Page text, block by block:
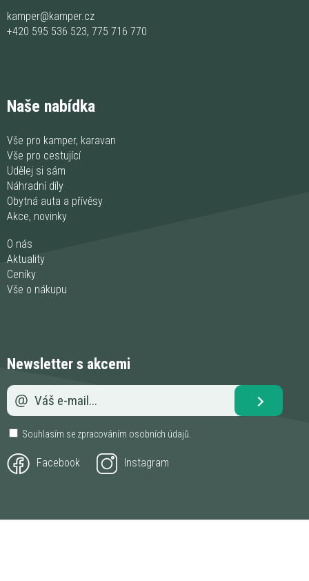
kamper@kamper.cz
+420 595 536 523, 775 716 770
Naše nabídka
Vše pro kamper, karavan
Vše pro cestující
Udělej si sám
Náhradní díly
Obytná auta a přívěsy
Akce, novinky
O nás
Aktuality
Ceníky
Vše o nákupu
Newsletter s akcemi
Souhlasím se zpracováním osobních údajů.
Facebook Instagram